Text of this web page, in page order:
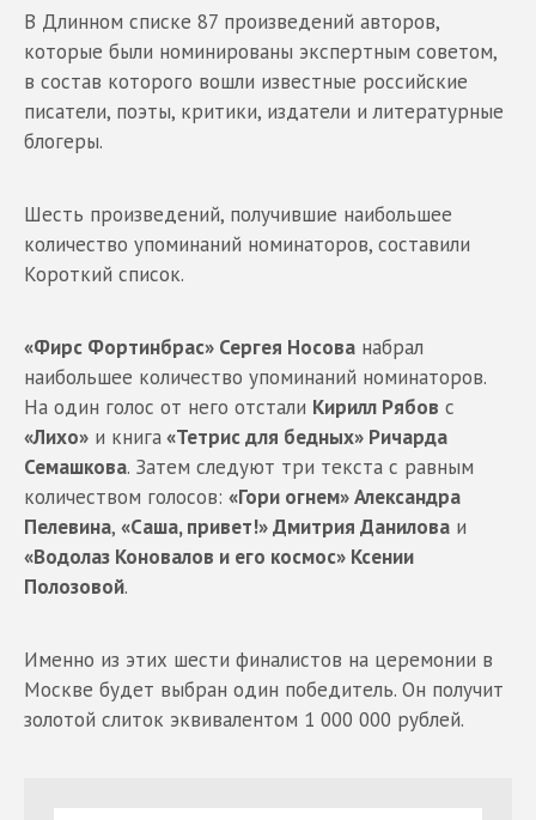
В Длинном списке 87 произведений авторов,
которые были номинированы экспертным советом,
в состав которого вошли известные российские
писатели, поэты, критики, издатели и литературные
блогеры.
Шесть произведений, получившие наибольшее
количество упоминаний номинаторов, составили
Короткий список.
«Фирс Фортинбрас» Сергея Носова набрал
наибольшее количество упоминаний номинаторов.
На один голос от него отстали Кирилл Рябов с
«Лихо» и книга«Тетрис для бедных» Ричарда
Семашкова. Затем следуют три текста с равным
количеством голосов: «Гори огнем» Александра
Пелевина, «Саша, привет!» Дмитрия Данилова и
«Водолаз Коновалов и его космос» Ксении
Полозовой.
Именно из этих шести финалистов на церемонии в
Москве будет выбран один победитель. Он получит
золотой слиток эквивалентом 1 000 000 рублей.